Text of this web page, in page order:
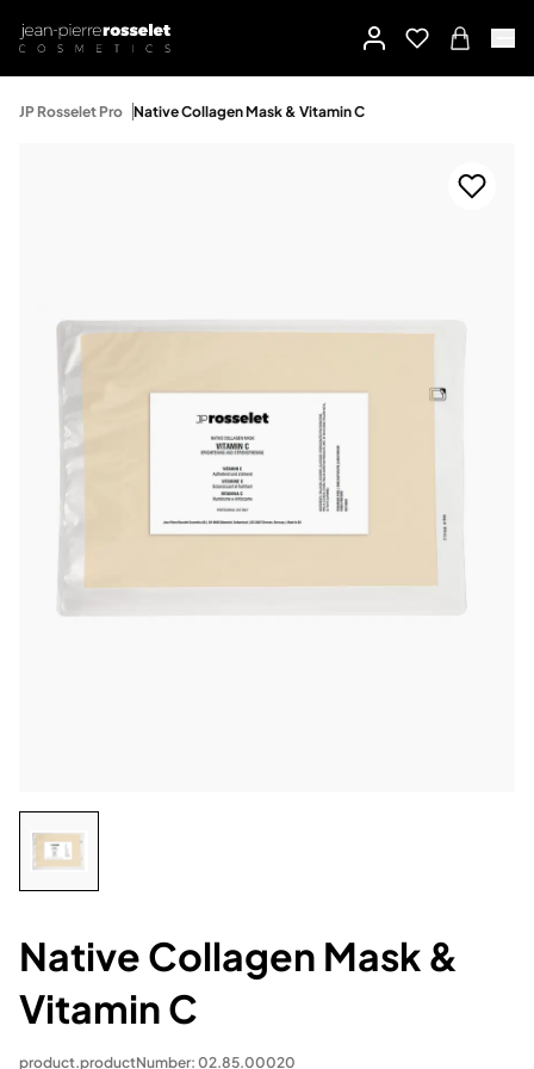
JP Rosselet Pro Native Collagen Mask & Vitamin C
Native Collagen Mask &
Vitamin C
product.productNumber: 02.85.00020